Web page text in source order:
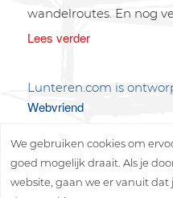
wandelroutes. En nog
Lees verder
Lunteren.com is
Webvriend
We gebruiken cookies om
goed mogelijk draait. Als je
website, gaan we er vanuit